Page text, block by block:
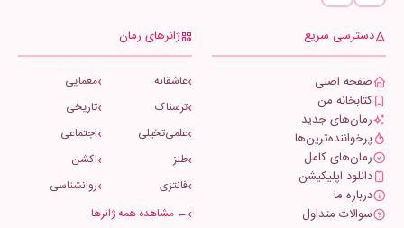
دسترسی سریع
صفحه اصلی
کتابخانه من
رمان‌های جدید
پرخواننده‌ترین‌ها
رمان‌های کامل
دانلود اپلیکیشن
درباره ما
سوالات متداول
ژانرهای رمان
عاشقانه
معمایی
ترسناک
تاریخی
علمی‌تخیلی
اجتماعی
طنز
اکشن
فانتزی
روانشناسی
← مشاهده همه ژانرها